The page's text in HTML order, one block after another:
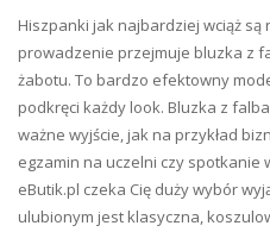
Hiszpanki jak najbardziej wciąż
prowadzenie przejmuje bluzka z
żabotu. To bardzo efektowny
podkręci każdy look. Bluzka z
ważne wyjście, jak na przykład
egzamin na uczelni czy spotkanie
eButik.pl czeka Cię duży wybór
ulubionym jest klasyczna,